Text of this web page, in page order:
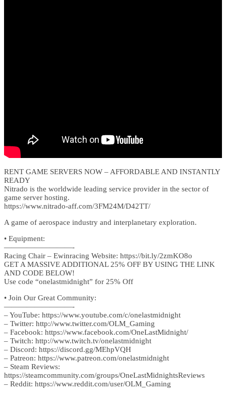
RENT GAME SERVERS NOW – AFFORDABLE AND INSTANTLY
READY
Nitrado is the worldwide leading service provider in the sector of
game server hosting.
https://www.nitrado-aff.com/3FM24M/D42TT/
A game of aerospace industry and interplanetary exploration.
• Equipment:
—————————-
Racing Chair – Ewinracing Website: https://bit.ly/2zmKO8o
GET A MASSIVE ADDITIONAL 25% OFF BY USING THE LINK
AND CODE BELOW!
Use code “onelastmidnight” for 25% Off
• Join Our Great Community:
—————————-
– YouTube: https://www.youtube.com/c/onelastmidnight
– Twitter: http://www.twitter.com/OLM_Gaming
– Facebook: https://www.facebook.com/OneLastMidnight/
– Twitch: http://www.twitch.tv/onelastmidnight
– Discord: https://discord.gg/MEhpVQH
– Patreon: https://www.patreon.com/onelastmidnight
– Steam Reviews:
https://steamcommunity.com/groups/OneLastMidnightsReviews
– Reddit: https://www.reddit.com/user/OLM_Gaming